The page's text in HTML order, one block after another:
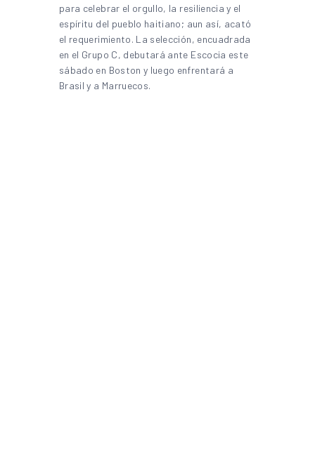
para celebrar el orgullo, la resiliencia y el
espíritu del pueblo haitiano; aun así, acató
el requerimiento. La selección, encuadrada
en el Grupo C, debutará ante Escocia este
sábado en Boston y luego enfrentará a
Brasil y a Marruecos.